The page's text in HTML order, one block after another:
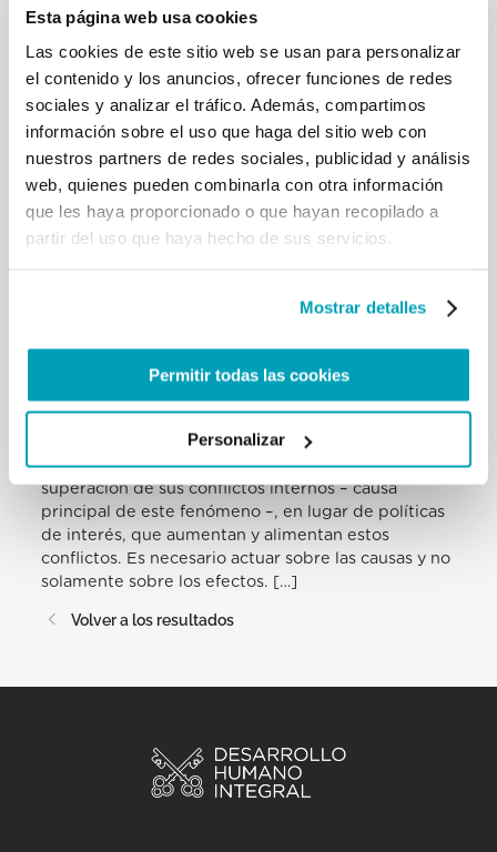
Esta página web usa cookies
Las cookies de este sitio web se usan para personalizar
el contenido y los anuncios, ofrecer funciones de redes
sociales y analizar el tráfico. Además, compartimos
información sobre el uso que haga del sitio web con
nuestros partners de redes sociales, publicidad y análisis
web, quienes pueden combinarla con otra información
que les haya proporcionado o que hayan recopilado a
partir del uso que haya hecho de sus servicios.
Mostrar detalles
Permitir todas las cookies
Personalizar
[…]Es igualmente necesario afrontar juntos la
cuestión migratoria. No se puede tolerar que el mar
Mediterráneo se convierta en un gran cementerio.
En las barcazas que llegan cotidianamente a las
costas europeas hay hombres y mujeres que
necesitan acogida y ayuda. La ausencia de un apoyo
recíproco dentro de la Unión Europea corre el
riesgo de incentivar soluciones particularistas del
problema, que no tienen en cuenta la dignidad
humana de los inmigrantes, favoreciendo el trabajo
a la inmigración si es capaz de proponer con
práctica legislaciones adecuadas que sean capaces
de tutelar los derechos de los ciudadanos europeos
inmigrantes; si es capaz de adoptar políticas
correctas, valientes y concretas que ayuden a los
países de origen en su desarrollo sociopolítico y a la
superación de sus conflictos internos – causa
principal de este fenómeno –, en lugar de políticas
de interés, que aumentan y alimentan estos
conflictos. Es necesario actuar sobre las causas y no
solamente sobre los efectos. […]
Volver a los resultados